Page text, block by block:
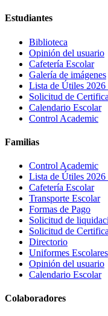
Estudiantes
Biblioteca
Opinión del usuario
Cafetería Escolar
Galería de imágenes
Lista de Útiles 2026
Solicitud de
Calendario Escolar
Control Academic
Familias
Control Academic
Lista de Útiles 2026
Cafetería Escolar
Transporte Escolar
Formas de Pago
Solicitud de
Solicitud de
Directorio
Uniformes Escolares
Opinión del usuario
Calendario Escolar
Colaboradores